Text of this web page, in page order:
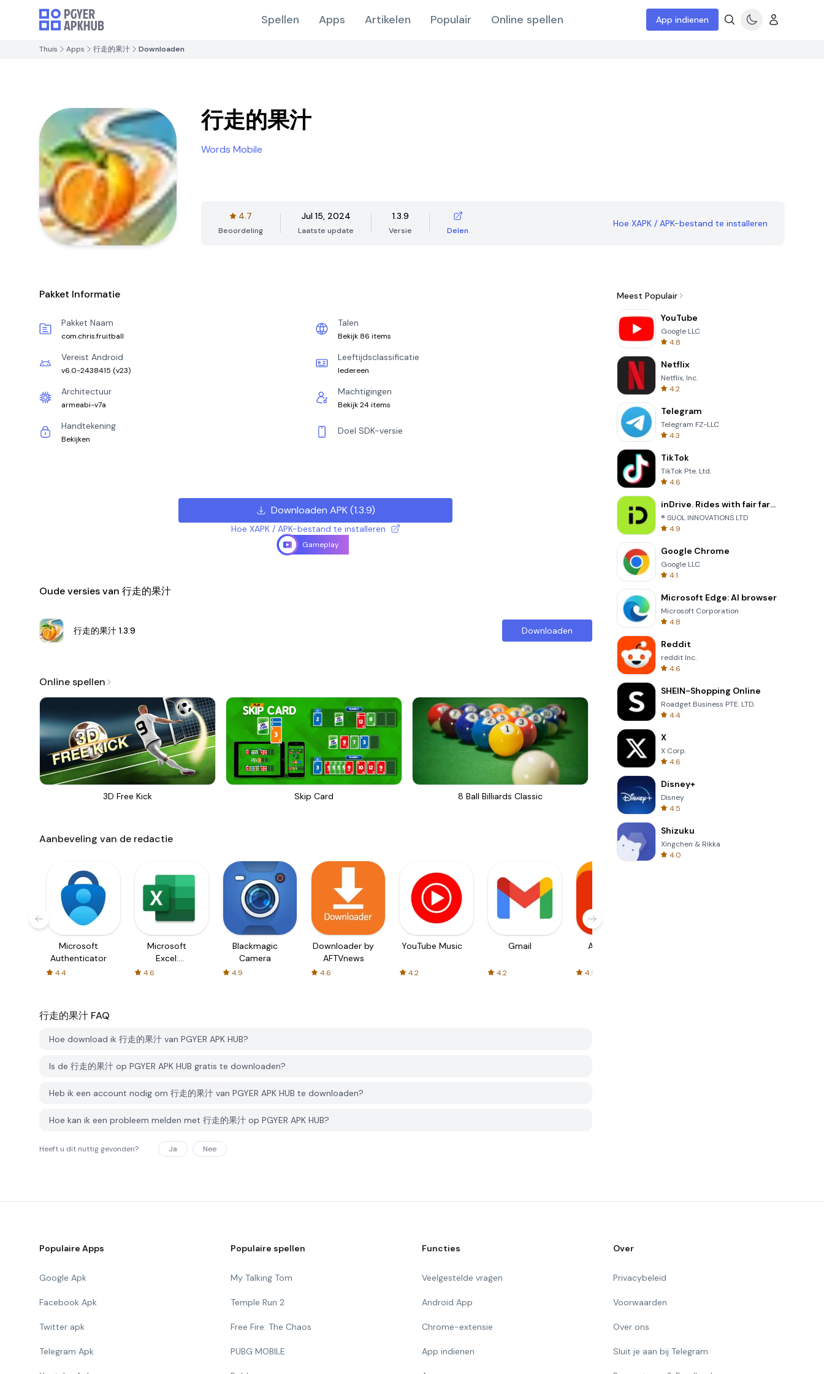
Spellen Apps Artikelen Populair Online spellen App indienen
Thuis Apps 行走的果汁 Downloaden
行走的果汁
Words Mobile
4.7
Beoordeling
Jul 15, 2024
Laatste update
1.3.9
Versie Delen
Hoe XAPK / APK-bestand te installeren
Pakket Informatie
Pakket Naam
com.chris.fruitball
Talen
Bekijk 86 items
Vereist Android
v6.0-2438415 (v23)
Leeftijdsclassificatie
Iedereen
Architectuur
armeabi-v7a
Machtigingen
Bekijk 24 items
Handtekening
Bekijken
Doel SDK-versie
Downloaden APK(1.3.9)
Hoe XAPK / APK-bestand te installeren
Gameplay
Oude versies van 行走的果汁
行走的果汁 1.3.9 Downloaden
Online spellen
3D Free Kick Skip Card 8 Ball Billiards Classic Four Colors
Aanbeveling van de redactie
Microsoft
Authenticator
4.4
Microsoft
Excel:
Spreadsheets
4.6
Blackmagic
Camera
4.9
Downloader by
AFTVnews
4.6
YouTube Music
4.2
Gmail
4.2
AliExpress
4.5
行走的果汁 FAQ
Hoe download ik 行走的果汁 van PGYER APK HUB?
Is de 行走的果汁 op PGYER APK HUB gratis te downloaden?
Heb ik een account nodig om 行走的果汁 van PGYER APK HUB te downloaden?
Hoe kan ik een probleem melden met 行走的果汁 op PGYER APK HUB?
Heeft u dit nuttig gevonden? Ja Nee
Meest Populair
YouTube
Google LLC
4.8
Netflix
Netflix, Inc.
4.2
Telegram
Telegram FZ-LLC
4.3
TikTok
TikTok Pte. Ltd.
4.6
inDrive. Rides with fair fares
® SUOL INNOVATIONS LTD
4.9
Google Chrome
Google LLC
4.1
Microsoft Edge: AI browser
Microsoft Corporation
4.8
Reddit
reddit Inc.
4.6
SHEIN-Shopping Online
Roadget Business PTE. LTD.
4.4
X
X Corp.
4.6
Disney+
Disney
4.5
Shizuku
Xingchen & Rikka
4.0
Populaire Apps
Google Apk
Facebook Apk
Twitter apk
Telegram Apk
Populaire spellen
My Talking Tom
Temple Run 2
Free Fire: The Chaos
PUBG MOBILE
Functies
Veelgestelde vragen
Android App
Chrome-extensie
App indienen
Over
Privacybeleid
Voorwaarden
Over ons
Sluit je aan bij Telegram